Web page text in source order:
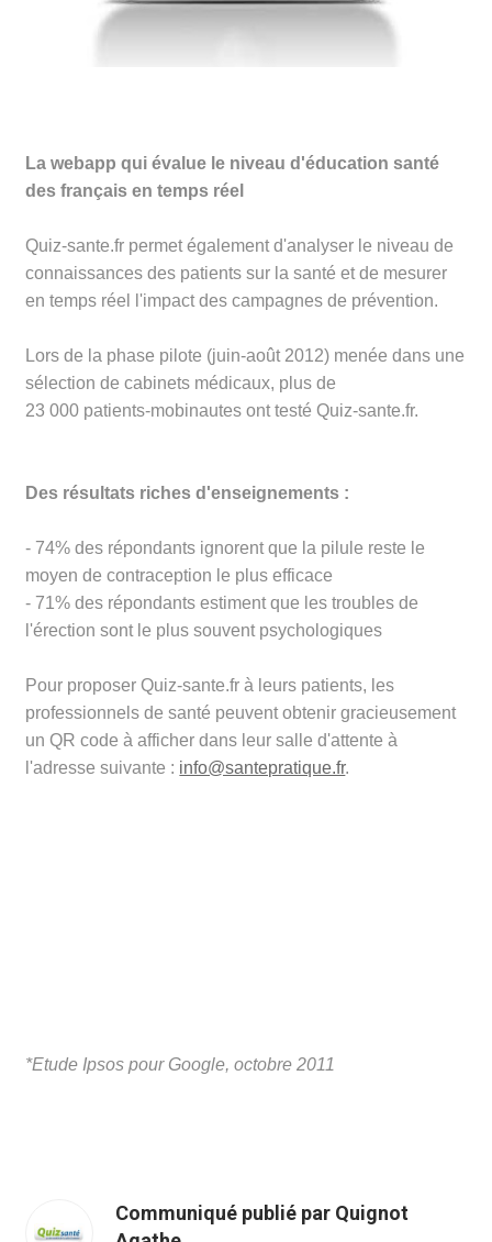
La webapp qui évalue le niveau d'éducation santé
des français en temps réel
Quiz-sante.fr permet également d'analyser le niveau de
connaissances des patients sur la santé et de mesurer
en temps réel l'impact des campagnes de prévention.
Lors de la phase pilote (juin-août 2012) menée dans une
sélection de cabinets médicaux, plus de
23 000 patients-mobinautes ont testé Quiz-sante.fr.
Des résultats riches d'enseignements :
- 74% des répondants ignorent que la pilule reste le
moyen de contraception le plus efficace
- 71% des répondants estiment que les troubles de
l'érection sont le plus souvent psychologiques
Pour proposer Quiz-sante.fr à leurs patients, les
professionnels de santé peuvent obtenir gracieusement
un QR code à afficher dans leur salle d'attente à
l'adresse suivante : info@santepratique.fr.
*Etude Ipsos pour Google, octobre 2011
Communiqué publié par Quignot